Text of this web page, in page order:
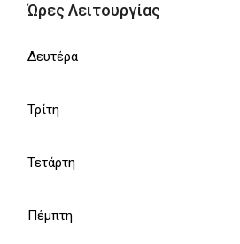
Ώρες Λειτουργίας
Δευτέρα
Τρίτη
Τετάρτη
Πέμπτη